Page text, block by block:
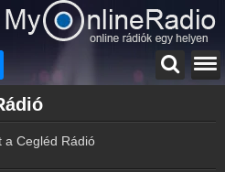
a Cegléd Rádió